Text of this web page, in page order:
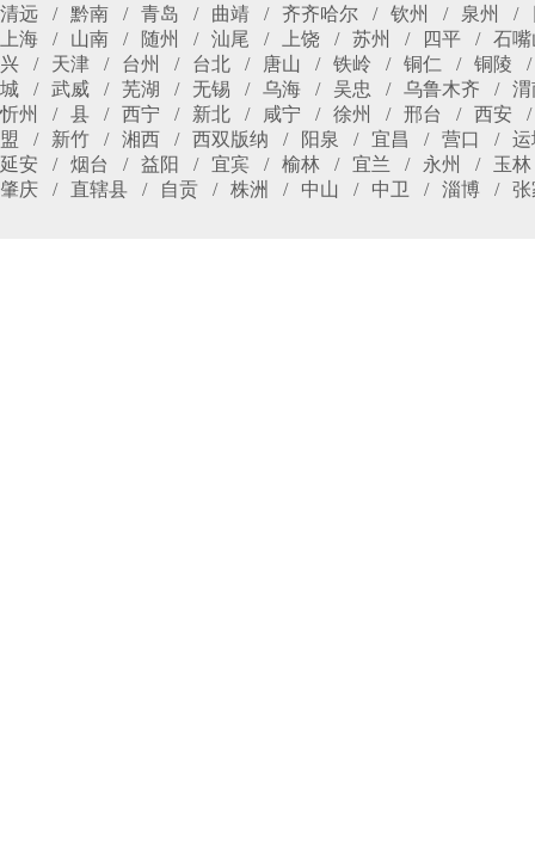
清远
黔南 青岛 曲靖 齐齐哈尔 钦州 泉州
上海
山南 随州 汕尾 上饶 苏州 四平
石嘴
兴
天津 台州 台北 唐山 铁岭 铜仁
铜陵
城
武威 芜湖 无锡 乌海 吴忠 乌鲁木齐
渭
忻州
县 西宁 新北 咸宁 徐州 邢台
西安
盟
新竹 湘西 西双版纳 阳泉 宜昌 营口
运
延安
烟台 益阳 宜宾 榆林 宜兰 永州
玉林
肇庆
直辖县 自贡 株洲 中山 中卫 淄博 张